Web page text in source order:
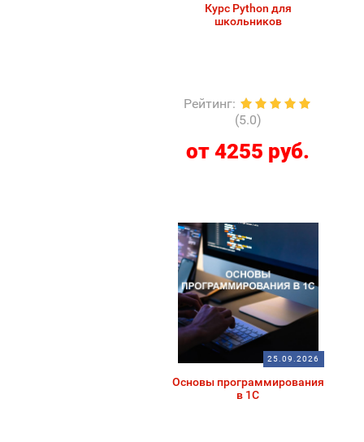
Курс Python для
школьников
Рейтинг:
(5.0)
от 4255 руб.
25.09.2026
Основы программирования
в 1С